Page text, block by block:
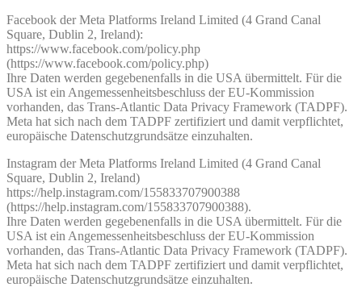
Facebook der Meta Platforms Ireland Limited (4 Grand Canal
Square, Dublin 2, Ireland):
https://www.facebook.com/policy.php
(https://www.facebook.com/policy.php)
Ihre Daten werden gegebenenfalls in die USA übermittelt. Für die
USA ist ein Angemessenheitsbeschluss der EU-Kommission
vorhanden, das Trans-Atlantic Data Privacy Framework (TADPF).
Meta hat sich nach dem TADPF zertifiziert und damit verpflichtet,
europäische Datenschutzgrundsätze einzuhalten.
Instagram der Meta Platforms Ireland Limited (4 Grand Canal
Square, Dublin 2, Ireland)
https://help.instagram.com/155833707900388
(https://help.instagram.com/155833707900388).
Ihre Daten werden gegebenenfalls in die USA übermittelt. Für die
USA ist ein Angemessenheitsbeschluss der EU-Kommission
vorhanden, das Trans-Atlantic Data Privacy Framework (TADPF).
Meta hat sich nach dem TADPF zertifiziert und damit verpflichtet,
europäische Datenschutzgrundsätze einzuhalten.